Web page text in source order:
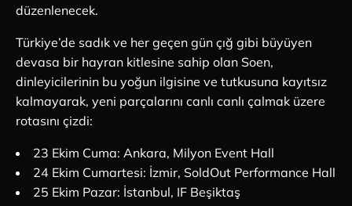
düzenlenecek.
Türkiye’de sadık ve her geçen gün çığ gibi büyüyen
devasa bir hayran kitlesine sahip olan Soen,
dinleyicilerinin bu yoğun ilgisine ve tutkusuna kayıtsız
kalmayarak, yeni parçalarını canlı canlı çalmak üzere
rotasını çizdi:
23 Ekim Cuma: Ankara, Milyon Event Hall
24 Ekim Cumartesi: İzmir, SoldOut Performance Hall
25 Ekim Pazar: İstanbul, IF Beşiktaş